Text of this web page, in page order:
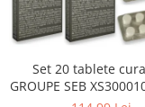
Aparate Racire Aer
Aragaze si cuptoare
Climatizare &
Electrocasnice pentru
Set 20 tablete
GROUPE SEB
espressoare Krups